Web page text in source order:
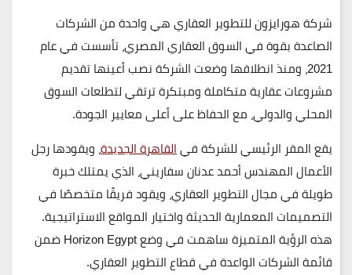
شركة هورايزون للتطوير العقاريهي واحدة من الشركات
الصاعدة بقوة في السوق العقاري المصري، تأسست في عام
2021، ومنذ انطلاقها وضعت الشركة نصب أعينها تقديم
مشروعات عقارية متكاملة ومبتكرةترتقي لتطلعات السوق
المحلي والدولي، مع الحفاظ على أعلى معايير الجودة.
يقع المقر الرئيسي للشركة فيالقاهرة الجديدة، ويقودها رجل
الأعمالالمهندس أحمد عدنان سفاريني، الذي يمتلك خبرة
طويلة في مجال التطوير العقاري، ويقود فريقًا متخصصًا في
التصميمات المعمارية الحديثة واختيار المواقع الاستراتيجية.
هذه الرؤية المتميزة ساهمت في وضعHorizon Egyptضمن
قائمة الشركات الواعدة في قطاع التطوير العقاري.